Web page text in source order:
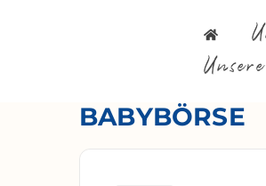
BABYBÖRSE